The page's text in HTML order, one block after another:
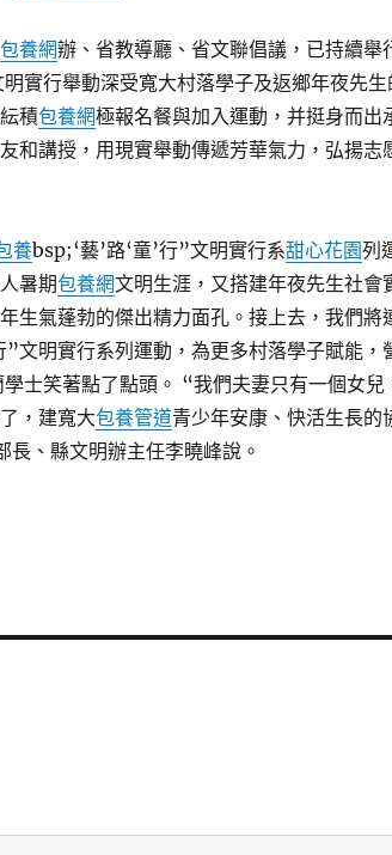
包養網辦、省教導廳、省文聯倡議，已持續舉
實行舉動深受寬大村落學子及返鄉年夜先生
積包養網極報名餐與加入運動，并挺身而出
和講授，用現實舉動傳遞芳華氣力，弘揚志
養bsp;‘藝’路‘童’行”文明實行系甜心花園列
暑期包養網文明生涯，又搭建年夜先生社會
生氣蓬勃的傑出精力面孔。接上去，我們將
”文明實行系列運動，為更多村落學子賦能，
士笑著點了點頭。 “我們夫妻只有一個女兒
，建寬大包養管道青少年安康、快活生長的
、縣文明辦主任李曉峰說。